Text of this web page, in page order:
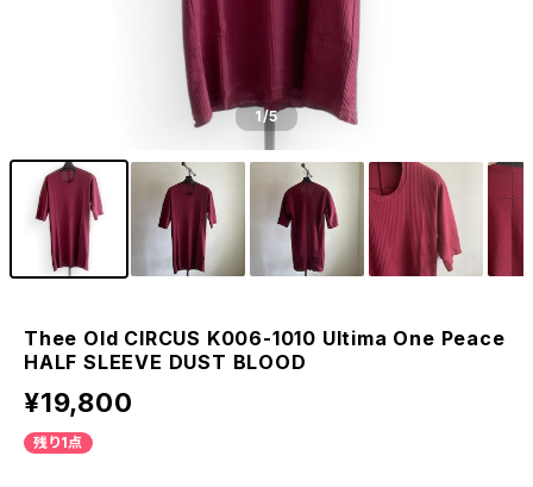
1/5
Thee Old CIRCUS K006-1010 Ultima One Peace
HALF SLEEVE DUST BLOOD
¥19,800
残り1点